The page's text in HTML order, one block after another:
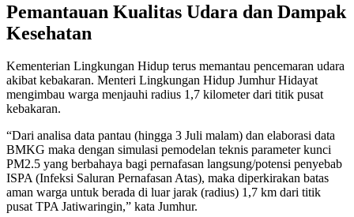
Pemantauan Kualitas Udara dan Dampak
Kesehatan
Kementerian Lingkungan Hidup terus memantau pencemaran udara
akibat kebakaran. Menteri Lingkungan Hidup Jumhur Hidayat
mengimbau warga menjauhi radius 1,7 kilometer dari titik pusat
kebakaran.
“Dari analisa data pantau (hingga 3 Juli malam) dan elaborasi data
BMKG maka dengan simulasi pemodelan teknis parameter kunci
PM2.5 yang berbahaya bagi pernafasan langsung/potensi penyebab
ISPA (Infeksi Saluran Pernafasan Atas), maka diperkirakan batas
aman warga untuk berada di luar jarak (radius) 1,7 km dari titik
pusat TPA Jatiwaringin,” kata Jumhur.